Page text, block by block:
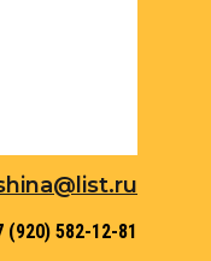
(920) 582-12-81